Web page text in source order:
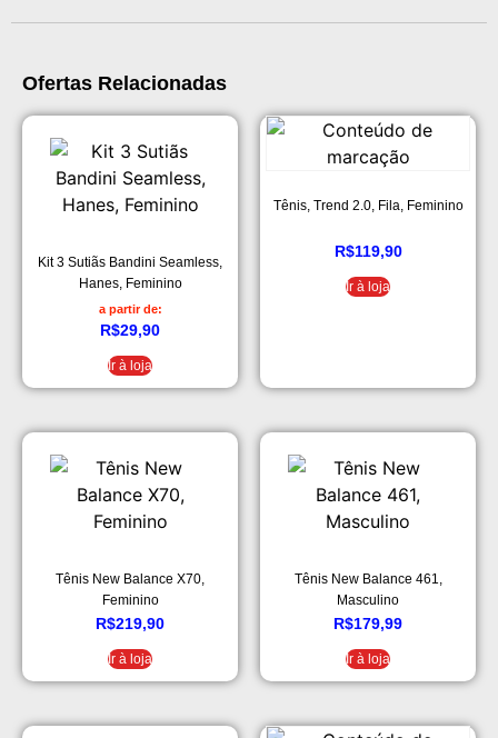
Ofertas Relacionadas
Kit 3 Sutiãs Bandini Seamless,
Hanes, Feminino
a partir de:
R$29,90
Ir à loja
Tênis, Trend 2.0, Fila, Feminino
R$119,90
Ir à loja
Tênis New Balance X70,
Feminino
R$219,90
Ir à loja
Tênis New Balance 461,
Masculino
R$179,99
Ir à loja